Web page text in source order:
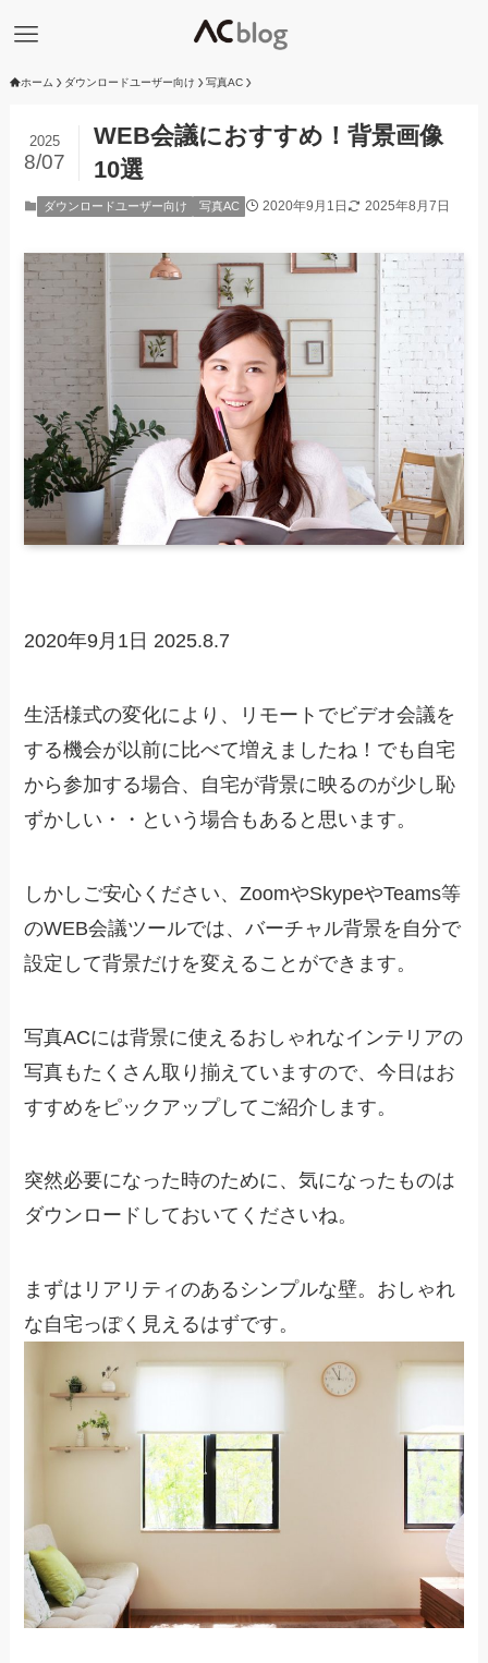
ホーム ダウンロードユーザー向け 写真AC
WEB会議におすすめ！背景画像
10選
2025
8/07
ダウンロードユーザー向け 写真AC 2020年9月1日 2025年8月7日
2020年9月1日 2025.8.7
生活様式の変化により、リモートでビデオ会議を
する機会が以前に比べて増えましたね！でも自宅
から参加する場合、自宅が背景に映るのが少し恥
ずかしい・・という場合もあると思います。
しかしご安心ください、ZoomやSkypeやTeams等
のWEB会議ツールでは、バーチャル背景を自分で
設定して背景だけを変えることができます。
写真ACには背景に使えるおしゃれなインテリアの
写真もたくさん取り揃えていますので、今日はお
すすめをピックアップしてご紹介します。
突然必要になった時のために、気になったものは
ダウンロードしておいてくださいね。
まずはリアリティのあるシンプルな壁。おしゃれ
な自宅っぽく見えるはずです。